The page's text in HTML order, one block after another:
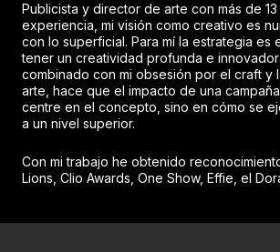
Publicista y director de arte con más de
experiencia, mi visión como creativo es
con lo superficial. Para mí la estrategia es
tener un creatividad profunda e
combinado con mi obsesión por el craft y
arte, hace que el impacto de una
centre en el concepto, sino en cómo se
a un nivel superior.
Con mi trabajo he obtenido
Lions, Clio Awards, One Show, Effie, el